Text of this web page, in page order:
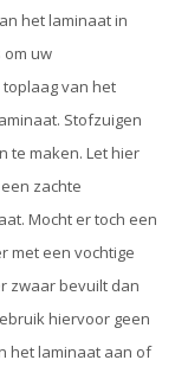
het laminaat in
uw
van het
Stofzuigen
te maken. Let hier
zachte
Mocht er toch een
met een vochtige
zwaar bevuilt dan
hiervoor geen
het laminaat aan of